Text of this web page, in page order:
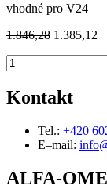
vhodné pro V24
1.846,28 1.385,12
Kontakt
Tel.: +420
E–mail:
ALFA-